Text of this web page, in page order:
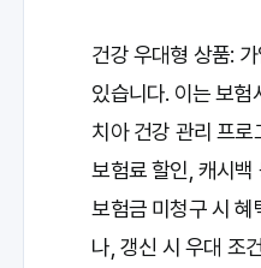
건강 우대형 상품:
있습니다. 이는 보험
치아 건강 관리 프로
보험료 할인, 캐시백
보험금 미청구 시 혜
나, 갱신 시 우대 조